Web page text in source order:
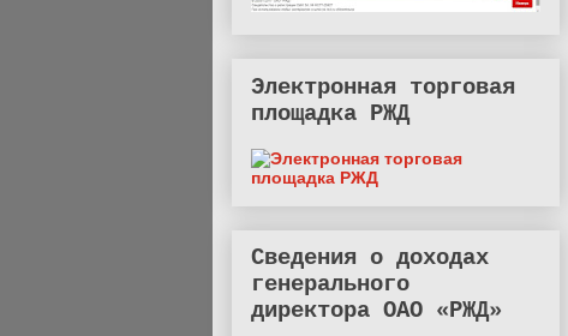
Электронная торговая
площадка РЖД
Сведения о доходах
генерального
директора ОАО «РЖД»